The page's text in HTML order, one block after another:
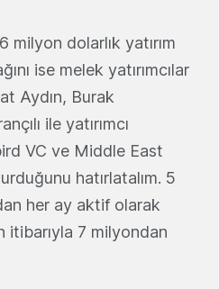
dolarlık yatırım
ise melek yatırımcılar
Aydın, Burak
ile yatırımcı
VC ve Middle East
hatırlatalım. 5
her ay aktif olarak
itibarıyla 7 milyondan